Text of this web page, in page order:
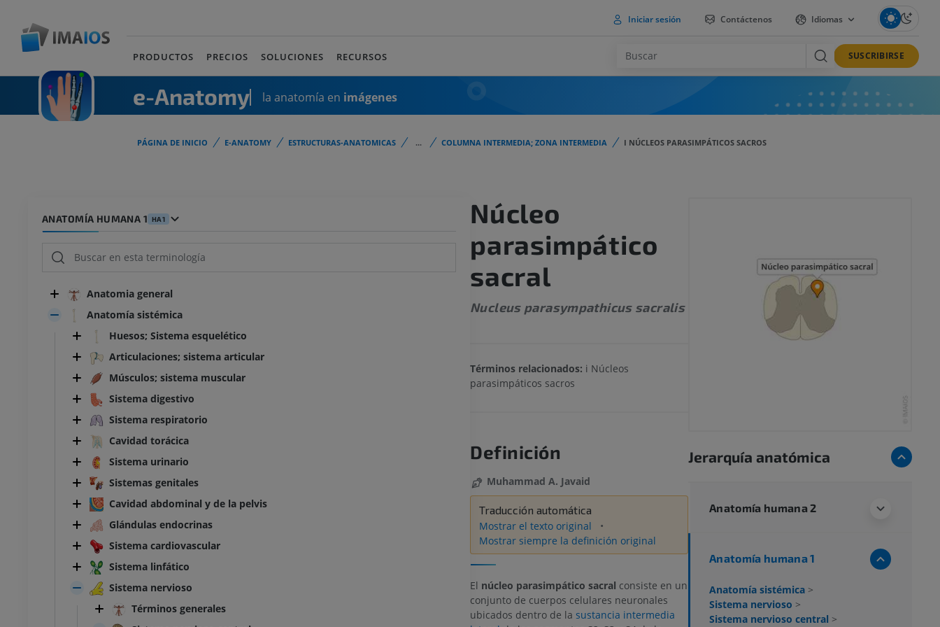
Iniciar sesión Contáctenos Idiomas
PRODUCTOS PRECIOS SOLUCIONES RECURSOS SUSCRIBIRSE
e-Anatomy la anatomía en imágenes
PÁGINA DE INICIO E-ANATOMY ESTRUCTURAS-ANATOMICAS ... COLUMNA INTERMEDIA; ZONA INTERMEDIA I NÚCLEOS PARASIMPÁTICOS SACROS
ANATOMÍA HUMANA 1 HA1
Anatomia general
Anatomía sistémica
Huesos; Sistema esquelético
Articulaciones; sistema articular
Músculos; sistema muscular
Sistema digestivo
Sistema respiratorio
Cavidad torácica
Sistema urinario
Sistemas genitales
Cavidad abdominal y de la pelvis
Glándulas endocrinas
Sistema cardiovascular
Sistema linfático
Sistema nervioso
Términos generales
Núcleo
parasimpático
sacral
Nucleus parasympathicus sacralis
Términos relacionados: i Núcleos
parasimpáticos sacros
Definición
Muhammad A. Javaid
Traducción automática
Mostrar el texto original
Mostrar siempre la definición original
El núcleo parasimpático sacral consiste en un
conjunto de cuerpos celulares neuronales
ubicados dentro de la sustancia intermedia
Jerarquía anatómica
Anatomía humana 2
Anatomía humana 1
Anatomía sistémica >
Sistema nervioso >
Sistema nervioso central >